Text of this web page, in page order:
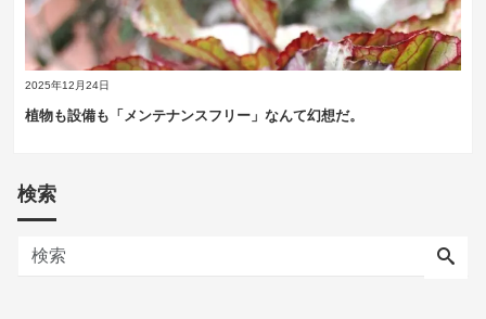
2025年12月24日
植物も設備も「メンテナンスフリー」なんて幻想だ。
検索